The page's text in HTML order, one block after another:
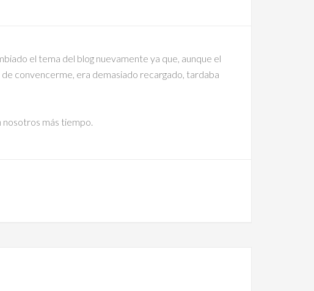
el tema del blog nuevamente ya que, aunque el
convencerme, era demasiado recargado, tardaba
nosotros más tiempo.